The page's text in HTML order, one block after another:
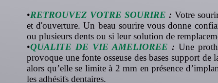
•RETROUVEZ VOTRE SOURIRE : Votre
et d'ouverture. Un beau sourire vous donne
ou plusieurs dents ou si leur solution de
•QUALITE DE VIE AMELIOREE : Une
provoque une fonte osseuse des bases support de
alors qu’elle se limite à 2 mm en présence
les adhésifs dentaires.